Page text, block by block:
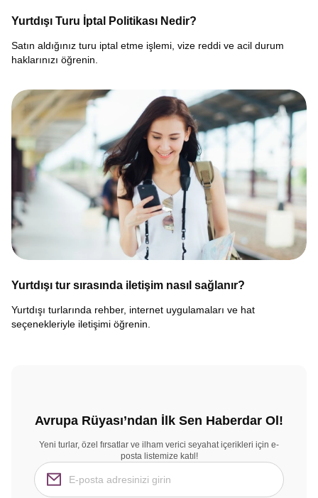
Yurtdışı Turu İptal Politikası Nedir?
Satın aldığınız turu iptal etme işlemi, vize reddi ve acil durum
haklarınızı öğrenin.
Yurtdışı tur sırasında iletişim nasıl sağlanır?
Yurtdışı turlarında rehber, internet uygulamaları ve hat
seçenekleriyle iletişimi öğrenin.
Avrupa Rüyası’ndan İlk Sen Haberdar Ol!
Yeni turlar, özel fırsatlar ve ilham verici seyahat içerikleri için e-
posta listemize katıl!